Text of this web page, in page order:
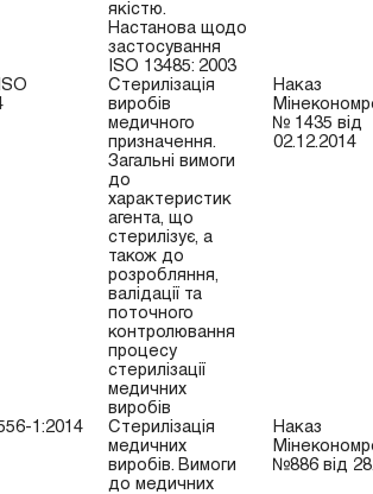
якістю.
Настанова щодо
застосування
ISO 13485: 2003
Стерилізація
виробів
медичного
призначення.
Загальні вимоги
до
характеристик
агента, що
стерилізує, а
також до
розробляння,
валідації та
поточного
контролювання
процесу
стерилізації
медичних
виробів
Наказ
№ 1435 від
02.12.2014
1:2014
Стерилізація
медичних
виробів. Вимоги
до медичних
Наказ
№886 від